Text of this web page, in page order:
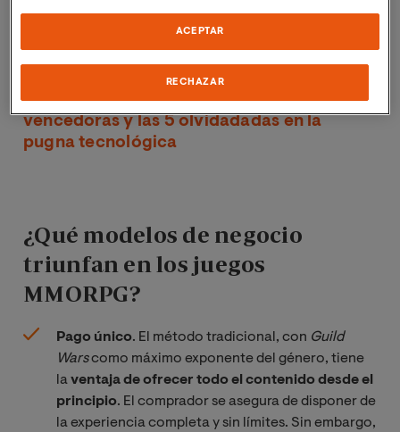
cuáles son las ventajas e inconvenientes que conlleva
Descarga nuestra guía gratuita:
Videojuegos. Las 5 tecnologías
vencedoras y las 5 olvidadadas en la
pugna tecnológica
¿Qué modelos de negocio
triunfan en los juegos
MMORPG?
Pago único. El método tradicional, con Guild
Warscomo máximo exponente del género, tiene
laventaja de ofrecer todo el contenido desde el
principio. El comprador se asegura de disponer de
la experiencia completa y sin límites. Sin embargo,
RECHAZAR
ACEPTAR